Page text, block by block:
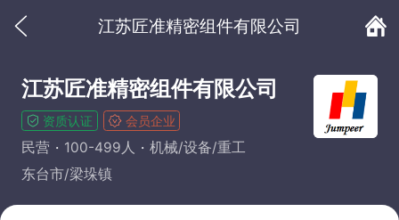
江苏匠准精密组件有限公司
江苏匠准精密组件有限公司
资质认证 会员企业
民营 100-499人
机械/设备/重工
东台市/梁垛镇